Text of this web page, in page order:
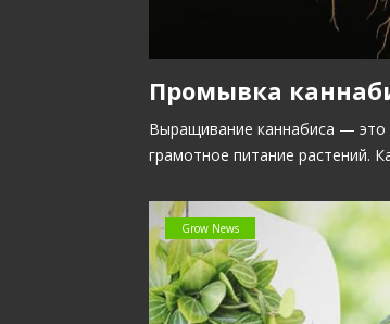
Промывка
Выращивание каннабиса — это
грамотное питание растений.
Grow News